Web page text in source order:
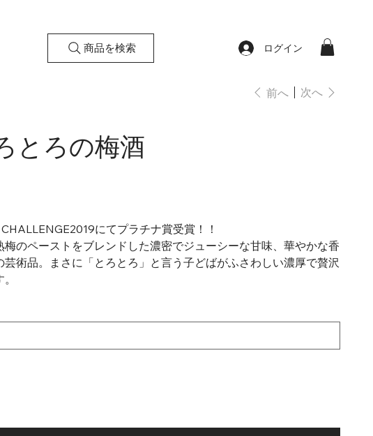
商品を検索 ログイン
前へ 次へ
とろの梅酒
にてプラチナ賞受賞！！
梅のペーストをブレンドした濃密でジューシーな甘味、華やかな香
芸術品。まさに「とろとろ」と言う子どばがふさわしい濃厚で贅沢